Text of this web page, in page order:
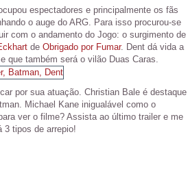
espectadores e principalmente os fãs
o auge do ARG. Para isso procurou-se
com o andamento do Jogo: o surgimento de
de Obrigado por Fumar. Dent dá vida a
que também será o vilão Duas Caras.
por sua atuação. Christian Bale é destaque
Michael Kane inigualável como o
ver o filme? Assista ao último trailer e me
3 tipos de arrepio!